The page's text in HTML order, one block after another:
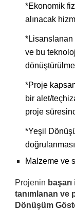
*Ekonomik
alınacak
*Lisanslanan
ve bu
*Proje
bir alet/
proje
*Yeşil
Malzeme ve
Projenin
tanımlanan ve
Dönüşüm